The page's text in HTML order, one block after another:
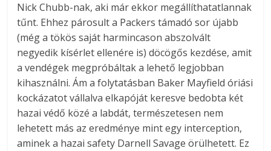
Nick Chubb-nak, aki már ekkor megállíthatatlannak
tűnt. Ehhez párosult a Packers támadó sor újabb
(még a tökös saját harmincason abszolvált
negyedik kísérlet ellenére is) döcögős kezdése, amit
a vendégek megpróbáltak a lehető legjobban
kihasználni. Ám a folytatásban Baker Mayfield óriási
kockázatot vállalva elkapóját keresve bedobta két
hazai védő közé a labdát, természetesen nem
lehetett más az eredménye mint egy interception,
aminek a hazai safety Darnell Savage örülhetett. Ez